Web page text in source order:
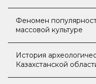
Феномен
массовой культуре
История
Казахстанской